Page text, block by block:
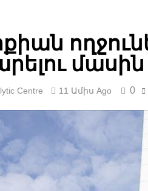
Centre 11 Ամիս Ago 0